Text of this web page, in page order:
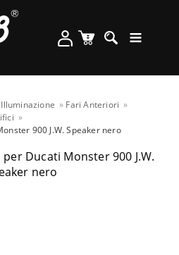
Illuminazione
Fari Anteriori
900 J.W. Speaker nero